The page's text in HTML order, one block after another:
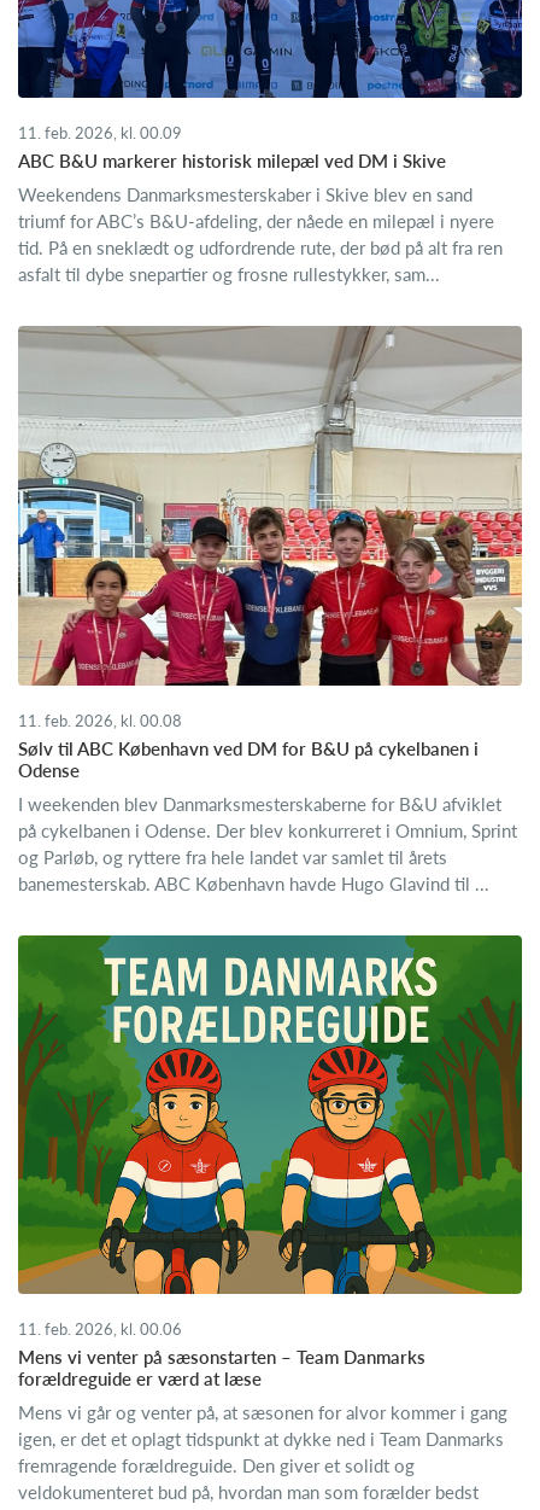
11. feb. 2026, kl. 00.09
ABC B&U markerer historisk milepæl ved DM i Skive
Weekendens Danmarksmesterskaber i Skive blev en sand
triumf for ABC’s B&U-afdeling, der nåede en milepæl i nyere
tid. På en sneklædt og udfordrende rute, der bød på alt fra ren
asfalt til dybe snepartier og frosne rullestykker, sam...
11. feb. 2026, kl. 00.08
Sølv til ABC København ved DM for B&U på cykelbanen i
Odense
I weekenden blev Danmarksmesterskaberne for B&U afviklet
på cykelbanen i Odense. Der blev konkurreret i Omnium, Sprint
og Parløb, og ryttere fra hele landet var samlet til årets
banemesterskab. ABC København havde Hugo Glavind til ...
11. feb. 2026, kl. 00.06
Mens vi venter på sæsonstarten – Team Danmarks
forældreguide er værd at læse
Mens vi går og venter på, at sæsonen for alvor kommer i gang
igen, er det et oplagt tidspunkt at dykke ned i Team Danmarks
fremragende forældreguide. Den giver et solidt og
veldokumenteret bud på, hvordan man som forælder bedst